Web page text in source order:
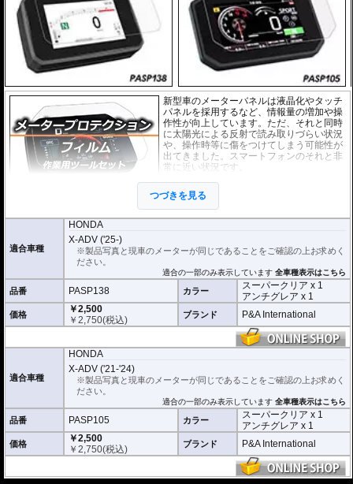
新型車のメーターバネルは液晶化やタッチ
パネルを採用するなど、情報量の増加や操
作性が向上しています。ただ、それと同時
に太陽光による反射で読み取りづらい状況
や、操作時等に傷をつけてしまう可能性が
出てきました。スマートフォンのそれと非
常に近い状況です。
このメーターパネルプロテクションフィル
ムは不要な傷や汚れからメーターパネルを
保護します。
ーパークリアとアンチグレア)が入っており、それぞれ目的に合わせたものをご
利用いただけます。
スーパークリア :耐摩耗性が非常に高く、
透明性の高いフィルム。貼り付けてしまう
とメーターになじみ、フィルムの存在がほ
とんどわからなくなります。
アンチグレア :
マット仕上げが施され、太
陽光などによる反射を軽減。視認性の低下
を防ぎ、メーターを読み取りやすくしま
す。もちろん傷に対しても有効です。
ニングクロス、細かい埃も除去する粘着シート、気泡の混入を防ぎ、きれいに
仕上げるスキージがセットになっています。
またこのフィルムは多少の気泡なら数時間から２日ほどで自然に気泡が消える
優れもの。満足のいく取付が容易になりました。
シリコーン系粘着材を採用し、メーターを痛めることがありません。フィルム
を剥がせば、元通りの状態になります。
つづきを見る
適合車種
HONDA
X-ADV ('25-)
※製品写真と現車のメーターが同じであることをご確認の上お求めく
ださい。
適合の一部のみ表示しています全車種表示はこちら
品番 PASP138 カラー
スーパークリア x 1
アンチグレア x 1
価格
￥2,500
￥2,750(税込) ブランド P&A International
適合車種
HONDA
X-ADV ('21-'24)
※製品写真と現車のメーターが同じであることをご確認の上お求めく
ださい。
適合の一部のみ表示しています全車種表示はこちら
品番 PASP105 カラー
スーパークリア x 1
アンチグレア x 1
価格
￥2,500
￥2,750(税込) ブランド P&A International